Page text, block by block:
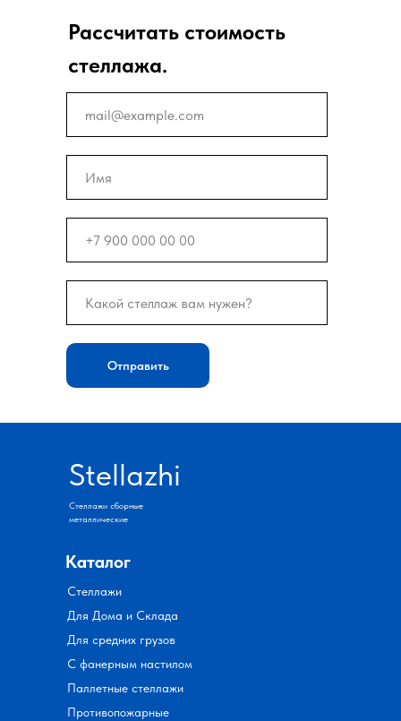
Рассчитать стоимость
стеллажа.
Отправить
Стеллажи сборные
металлические
Stellazhi
Каталог
Стеллажи
Для Дома и Склада
Для средних грузов
С фанерным настилом
Паллетные стеллажи
Противопожарные